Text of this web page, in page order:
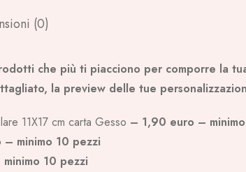
(0)
che più ti piacciono per comporre la
la preview delle tue
11X17 cm carta Gesso – 1,90 euro –
minimo 10 pezzi
10 pezzi